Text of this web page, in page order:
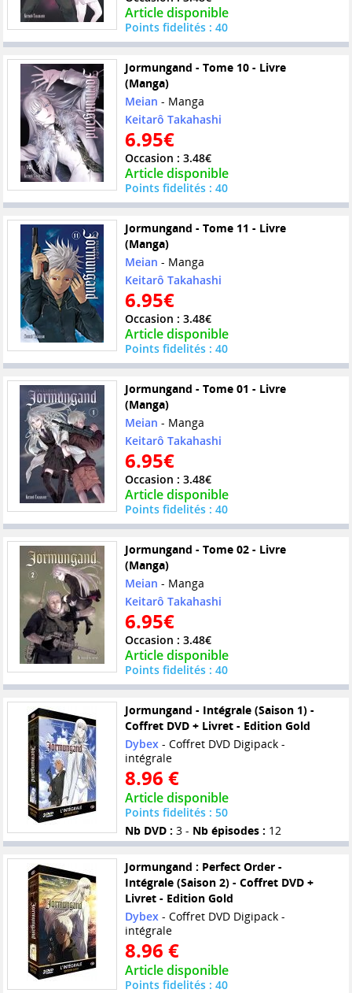
Article disponible
Points fidelités : 40
Jormungand - Tome 10 - Livre
(Manga)
Meian - Manga
Keitarô Takahashi
6.95€
Occasion : 3.48€
Article disponible
Points fidelités : 40
Jormungand - Tome 11 - Livre
(Manga)
Meian - Manga
Keitarô Takahashi
6.95€
Occasion : 3.48€
Article disponible
Points fidelités : 40
Jormungand - Tome 01 - Livre
(Manga)
Meian - Manga
Keitarô Takahashi
6.95€
Occasion : 3.48€
Article disponible
Points fidelités : 40
Jormungand - Tome 02 - Livre
(Manga)
Meian - Manga
Keitarô Takahashi
6.95€
Occasion : 3.48€
Article disponible
Points fidelités : 40
Jormungand - Intégrale (Saison 1) -
Coffret DVD + Livret - Edition Gold
Dybex - Coffret DVD Digipack -
intégrale
8.96 €
Article disponible
Points fidelités : 50
Nb DVD : 3 - Nb épisodes : 12
Jormungand : Perfect Order -
Intégrale (Saison 2) - Coffret DVD +
Livret - Edition Gold
Dybex - Coffret DVD Digipack -
intégrale
8.96 €
Article disponible
Points fidelités : 40